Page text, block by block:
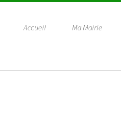
Accueil Ma Mairie